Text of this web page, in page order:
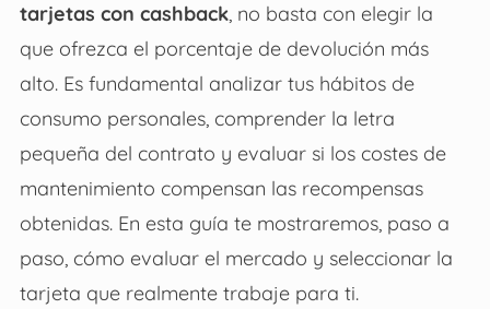
tarjetas con cashback, no basta con elegir la
que ofrezca el porcentaje de devolución más
alto. Es fundamental analizar tus hábitos de
consumo personales, comprender la letra
pequeña del contrato y evaluar si los costes de
mantenimiento compensan las recompensas
obtenidas. En esta guía te mostraremos, paso a
paso, cómo evaluar el mercado y seleccionar la
tarjeta que realmente trabaje para ti.